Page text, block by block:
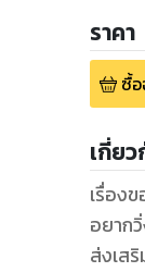
ราคา
ซื้
เกี่ย
เรื่อง
อยาก